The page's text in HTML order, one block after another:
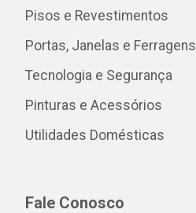
Pisos e Revestimentos
Portas, Janelas e Ferragens
Tecnologia e Segurança
Pinturas e Acessórios
Utilidades Domésticas
Fale Conosco